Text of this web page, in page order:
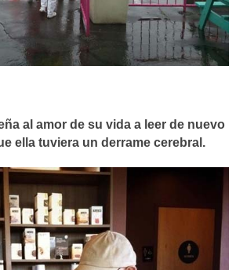
al amor de su vida a leer de nuevo
ella tuviera un derrame cerebral.